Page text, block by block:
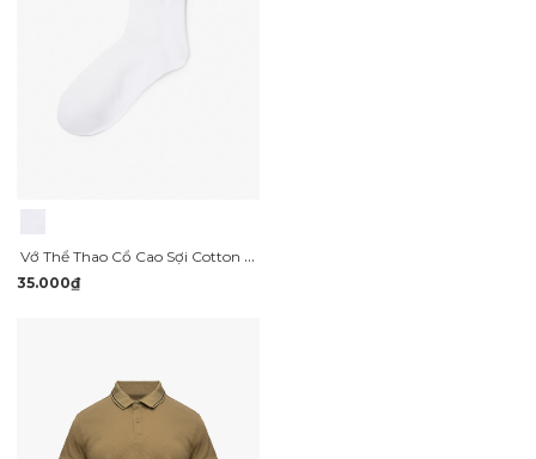
Vớ Thể Thao Cổ Cao Sợi Cotton Thấm Hút VO133
35.000₫